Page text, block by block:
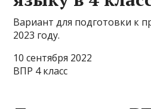
Вариант для подготовки к
2023 году.
10 сентября 2022
ВПР 4 класс